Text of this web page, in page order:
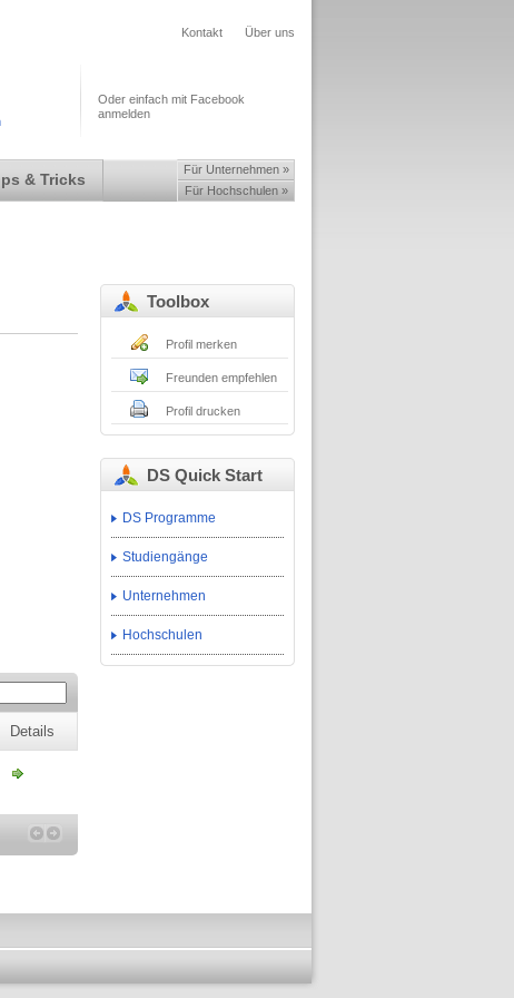
Kontakt Über uns
Oder einfach mit Facebook
anmelden
& Tricks
Für Unternehmen »
Für Hochschulen »
Details
Toolbox
Profil merken
Freunden empfehlen
Profil drucken
DS Quick Start
DS Programme
Studiengänge
Unternehmen
Hochschulen